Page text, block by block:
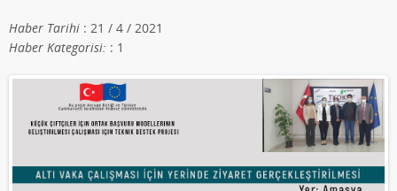
Haber Tarihi : 21 / 4 / 2021
Haber Kategorisi: : 1